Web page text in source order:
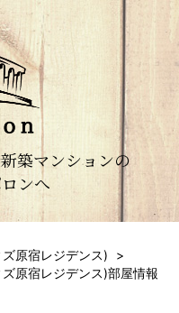
築マンションの
ンへ
原宿レジデンス)
>
原宿レジデンス)部屋情報